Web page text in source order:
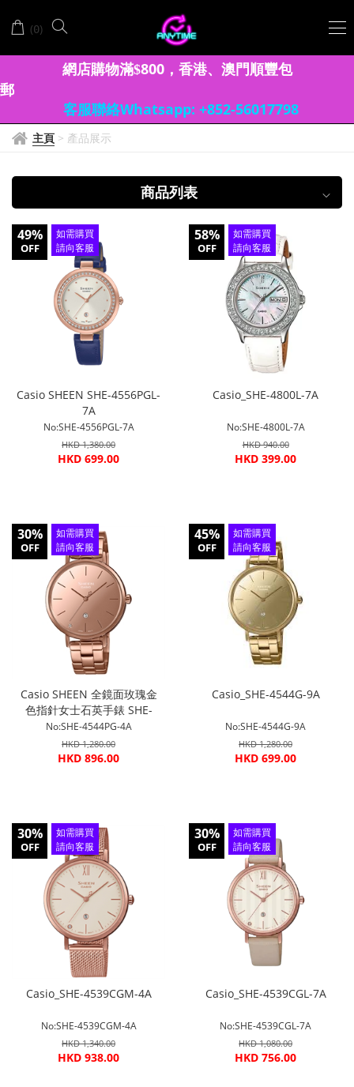
卡
西
歐
Sheen
(0)
網店購物滿$800， 香港、澳門順豐包
郵
客服聯絡Whatsapp: +852-56017798
主頁 > 產品展示
商品列表
49%
OFF
如需購買
請向客服
查詢
Casio SHEEN SHE-4556PGL-
7A
No:SHE-4556PGL-7A
HKD 1,380.00
HKD 699.00
58%
OFF
如需購買
請向客服
查詢
Casio_SHE-4800L-7A
No:SHE-4800L-7A
HKD 940.00
HKD 399.00
30%
OFF
如需購買
請向客服
查詢
Casio SHEEN 全鏡面玫瑰金
色指針女士石英手錶 SHE-
4544PG-4A
No:SHE-4544PG-4A
HKD 1,280.00
HKD 896.00
45%
OFF
如需購買
請向客服
查詢
Casio_SHE-4544G-9A
No:SHE-4544G-9A
HKD 1,280.00
HKD 699.00
30%
OFF
如需購買
請向客服
查詢
Casio_SHE-4539CGM-4A
No:SHE-4539CGM-4A
HKD 1,340.00
HKD 938.00
30%
OFF
如需購買
請向客服
查詢
Casio_SHE-4539CGL-7A
No:SHE-4539CGL-7A
HKD 1,080.00
HKD 756.00